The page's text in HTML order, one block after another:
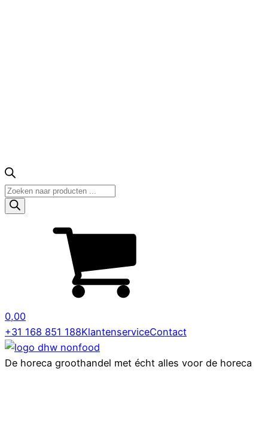
Producten
zoeken
0,00
+31 168 851 188KlantenserviceContact
De horeca groothandel met écht alles voor de horeca